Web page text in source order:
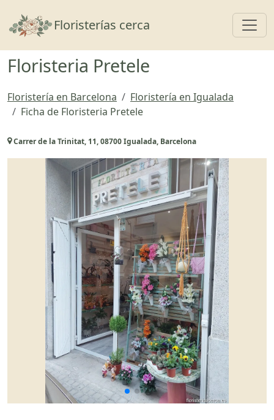
Floristerías cerca
Floristeria Pretele
Floristería en Barcelona
Floristería en Igualada
Ficha de Floristeria Pretele
Carrer de la Trinitat, 11, 08700 Igualada, Barcelona